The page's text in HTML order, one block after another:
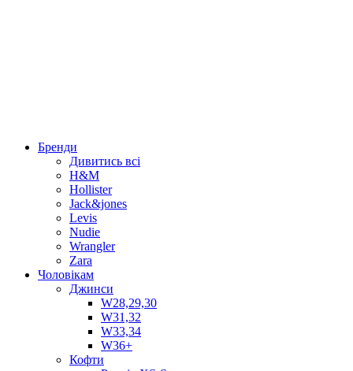
Бренди
Дивитись всі
H&M
Hollister
Jack&jones
Levis
Nudie
Wrangler
Zara
Чоловікам
Джинси
W28,29,30
W31,32
W33,34
W36+
Кофти